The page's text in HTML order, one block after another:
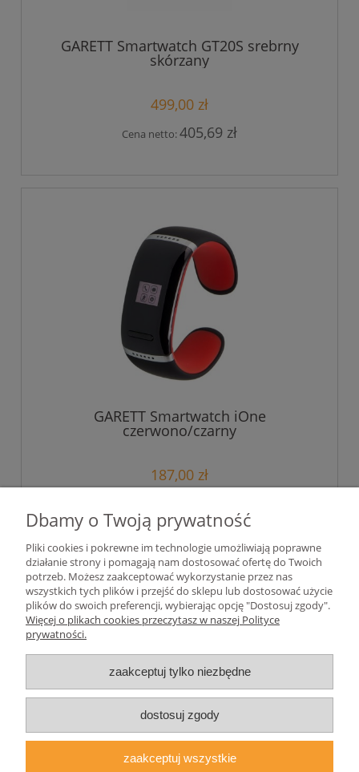
GARETT Smartwatch GT20S srebrny
skórzany
499,00 zł
Cena netto:405,69 zł
GARETT Smartwatch iOne
czerwono/czarny
187,00 zł
« 1 2 3 »
Pomoc
Moje konto
Płatności i dostawa
Informacje
Dbamy o Twoją prywatność
Pliki cookies i pokrewne im technologie umożliwiają poprawne
działanie strony i pomagają nam dostosować ofertę do Twoich
potrzeb. Możesz zaakceptować wykorzystanie przez nas
wszystkich tych plików i przejść do sklepu lub dostosować użycie
plików do swoich preferencji, wybierając opcję "Dostosuj zgody".
Więcej o plikach cookies przeczytasz w naszej Polityce
prywatności.
zaakceptuj tylko niezbędne
dostosuj zgody
zaakceptuj wszystkie